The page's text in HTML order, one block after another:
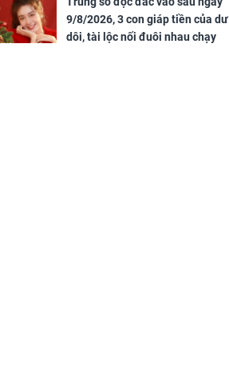
9/8/2026, 3 con giáp tiền của dư
dôi, tài lộc nối đuôi nhau chạy